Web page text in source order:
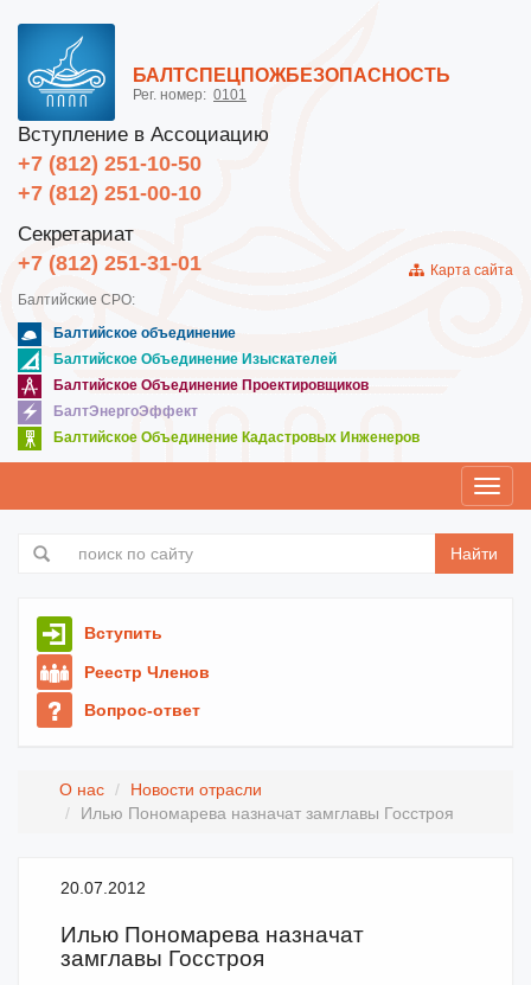
БАЛТСПЕЦПОЖБЕЗОПАСНОСТЬ
Рег. номер: 0101
Вступление в Ассоциацию
+7 (812) 251-10-50
+7 (812) 251-00-10
Секретариат
+7 (812) 251-31-01
Карта сайта
Балтийские СРО:
Балтийское объединение
Балтийское Объединение Изыскателей
Балтийское Объединение Проектировщиков
БалтЭнергоЭффект
Балтийское Объединение Кадастровых Инженеров
Найти
Вступить
Реестр Членов
Вопрос-ответ
О нас
Новости отрасли
Илью Пономарева назначат замглавы Госстроя
20.07.2012
Илью Пономарева назначат
замглавы Госстроя